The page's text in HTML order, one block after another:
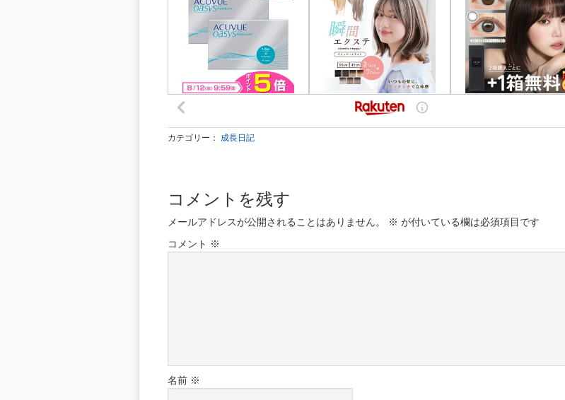
カテゴリー： 成長日記
コメントを残す
メールアドレスが公開されることはありません。 ※ が付いている欄は必須項目です
コメント ※
名前 ※